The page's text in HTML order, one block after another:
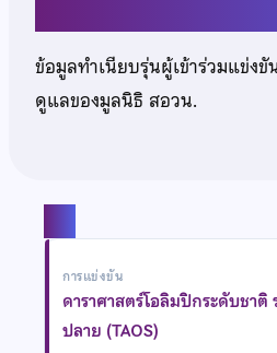
ข้อมูลทำเนียบรุ่นผู้เข้าร่วมแข่ง
ดูแลของมูลนิธิ สอวน.
การแข่งขัน
ดาราศาสตร์โอลิมปิกระดับชา
ปลาย (TAOS)